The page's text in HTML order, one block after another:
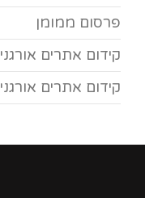
פרסום ממומן
קידום אתרים אורגני
קידום אתרים אורגני